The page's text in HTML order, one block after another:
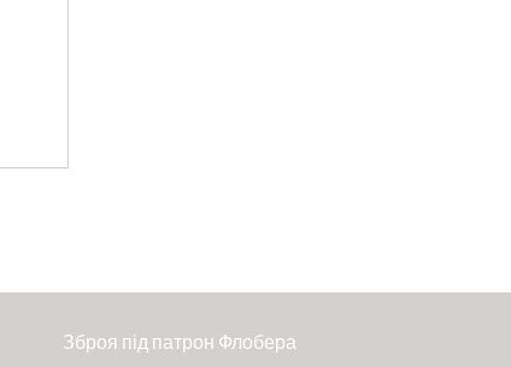
Зброя під патрон Флобера